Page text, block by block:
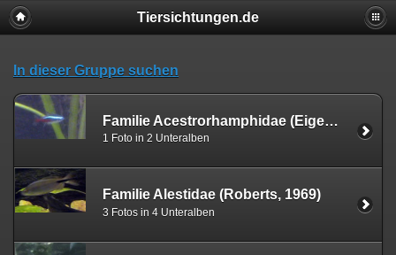
Tiersichtungen.de
In dieser Gruppe suchen
Familie Acestrorhamphidae (Eigenmann, 1907)
1 Foto in 2 Unteralben
Familie Alestidae (Roberts, 1969)
3 Fotos in 4 Unteralben